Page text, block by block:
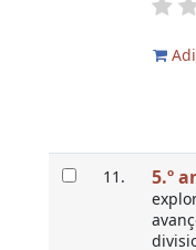
11. 5.º